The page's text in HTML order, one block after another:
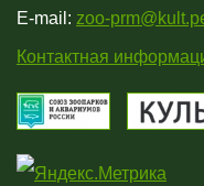
E-mail: zoo-
Контактная